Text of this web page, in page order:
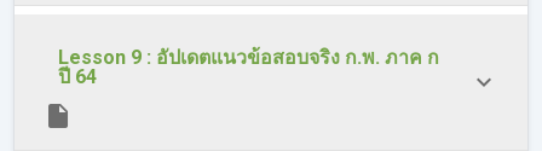
Lesson 9 : อัปเดตแนวข้อสอบจริง ก.พ. ภาค ก
ปี 64